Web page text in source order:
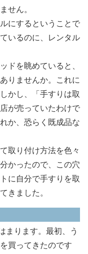
せん。
にするということで
いるのに、レンタル
ドを眺めていると、
りませんか。これに
かし、「手すりは取
が売っていたわけで
か、恐らく既成品な
取り付け方法を色々
かったので、この穴
に自分で手すりを取
きました。
まります。最初、う
買ってきたのです